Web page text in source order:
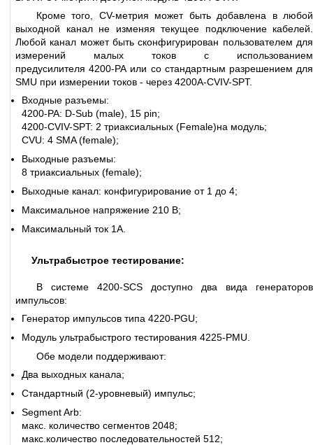
Кроме того, CV-метрия может быть добавлена в любой
выходной канал не изменяя текущее подключение кабелей.
Любой канал может быть сконфигурирован пользователем для
измерений малых токов с использованием
предусилителя 4200-PA или со стандартным разрешением для
SMU при измерении токов - через 4200A-CVIV-SPT.
Входные разъемы:
4200-PA: D-Sub (male), 15 pin;
4200-CVIV-SPT: 2 триаксиальных (Female)на модуль;
CVU: 4 SMA (female);
Выходные разъемы:
8 триаксиальных (female);
Выходные канал: конфигурирование от 1 до 4;
Максимальное напряжение 210 В;
Максимальный ток 1А.
Ультрабыстрое тестирование:
В системе 4200-SCS доступно два вида генераторов
импульсов:
Генератор импульсов типа 4220-PGU;
Модуль ультрабыстрого тестирования 4225-PMU.
Обе модели поддерживают:
Два выходных канала;
Стандартный (2-уровневый) импульс;
Segment Arb:
макс. количество сегментов 2048;
макс.количество последовательностей 512;